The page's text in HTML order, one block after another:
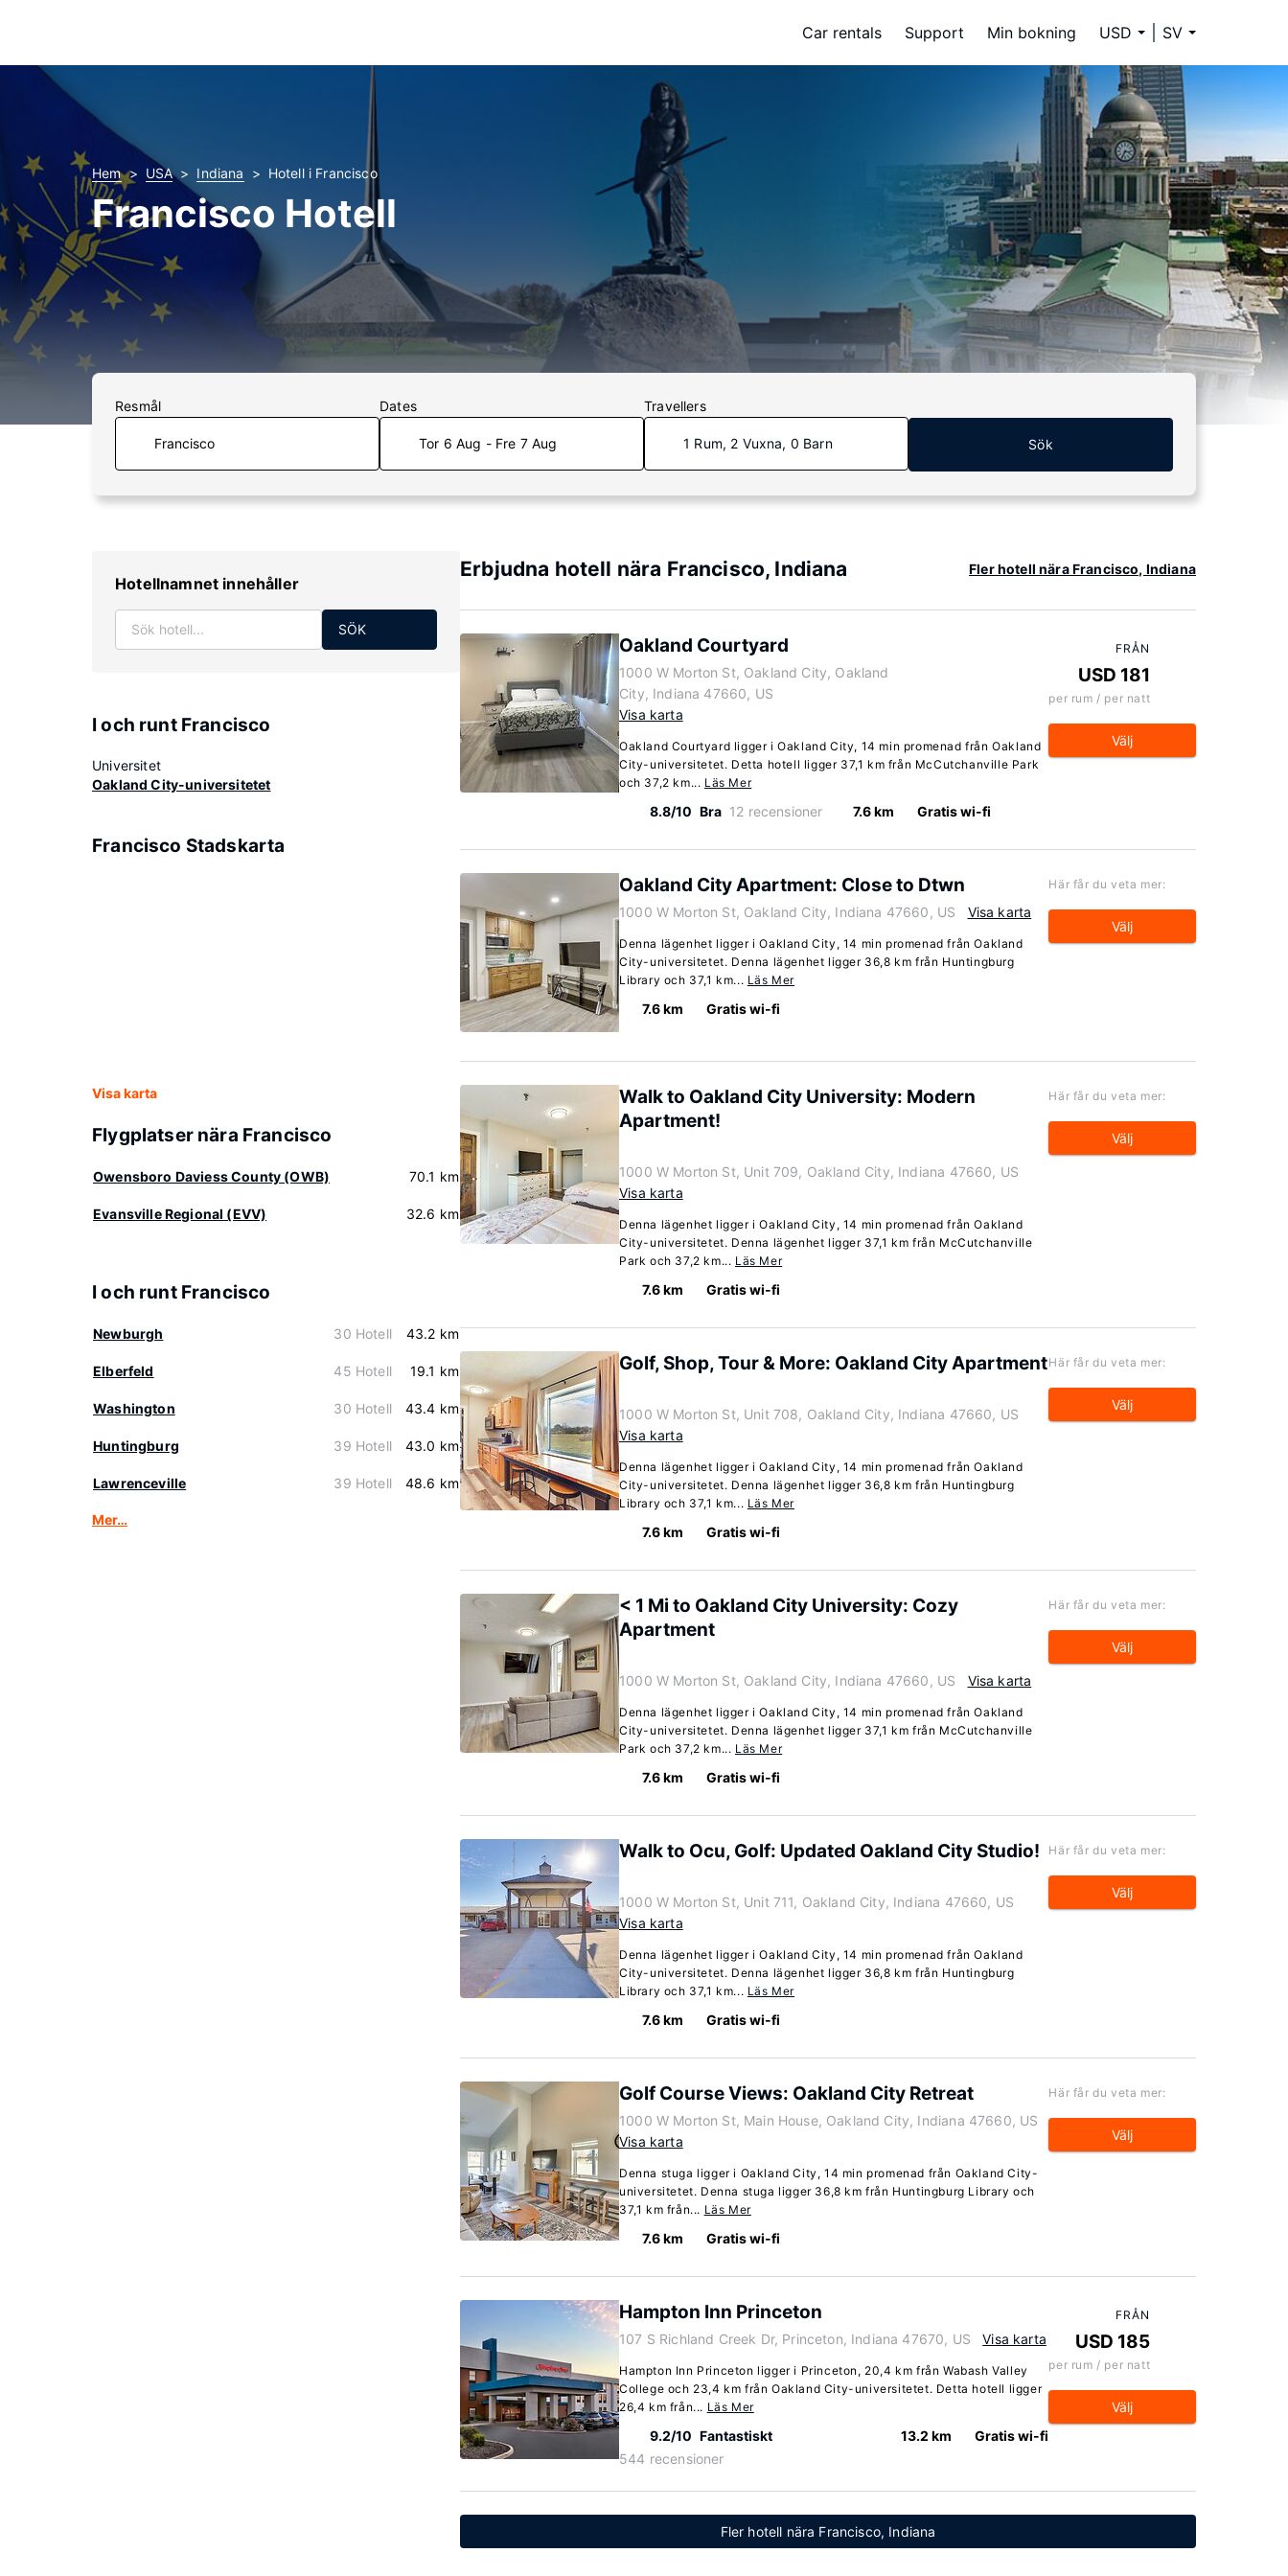
Car rentals Support Min bokning USD SV
Hem USA Indiana Hotell i Francisco
Francisco Hotell
Resmål Dates
Tor 6 Aug - Fre 7 Aug
Travellers
1 Rum, 2 Vuxna, 0 Barn Sök
Hotellnamnet innehåller
SÖK
I och runt Francisco
Universitet
Oakland City-universitetet
Francisco Stadskarta
Visa karta
Flygplatser nära Francisco
Owensboro Daviess County (OWB) 70.1 km
Evansville Regional (EVV) 32.6 km
I och runt Francisco
Newburgh 30 Hotell 43.2 km
Elberfeld 45 Hotell 19.1 km
Washington 30 Hotell 43.4 km
Huntingburg 39 Hotell 43.0 km
Lawrenceville 39 Hotell 48.6 km
Mer…
Erbjudna hotell nära Francisco, Indiana Fler hotell nära Francisco, Indiana
Oakland Courtyard
1000 W Morton St, Oakland City, Oakland
City, Indiana 47660, US
Visa karta
Oakland Courtyard ligger i Oakland City, 14 min promenad från Oakland
City-universitetet. Detta hotell ligger 37,1 km från McCutchanville Park
och 37,2 km... Läs Mer
8.8/10 Bra 12 recensioner 7.6 km Gratis wi-fi
FRÅN
USD 181
per rum / per natt
Välj
Oakland City Apartment: Close to Dtwn
1000 W Morton St, Oakland City, Indiana 47660, US Visa karta
Denna lägenhet ligger i Oakland City, 14 min promenad från Oakland
City-universitetet. Denna lägenhet ligger 36,8 km från Huntingburg
Library och 37,1 km... Läs Mer
7.6 km Gratis wi-fi
Här får du veta mer:
Välj
Walk to Oakland City University: Modern
Apartment!
1000 W Morton St, Unit 709, Oakland City, Indiana 47660, US
Visa karta
Denna lägenhet ligger i Oakland City, 14 min promenad från Oakland
City-universitetet. Denna lägenhet ligger 37,1 km från McCutchanville
Park och 37,2 km... Läs Mer
7.6 km Gratis wi-fi
Här får du veta mer:
Välj
Golf, Shop, Tour & More: Oakland City Apartment
1000 W Morton St, Unit 708, Oakland City, Indiana 47660, US
Visa karta
Denna lägenhet ligger i Oakland City, 14 min promenad från Oakland
City-universitetet. Denna lägenhet ligger 36,8 km från Huntingburg
Library och 37,1 km... Läs Mer
7.6 km Gratis wi-fi
Här får du veta mer:
Välj
< 1 Mi to Oakland City University: Cozy
Apartment
1000 W Morton St, Oakland City, Indiana 47660, US Visa karta
Denna lägenhet ligger i Oakland City, 14 min promenad från Oakland
City-universitetet. Denna lägenhet ligger 37,1 km från McCutchanville
Park och 37,2 km... Läs Mer
7.6 km Gratis wi-fi
Här får du veta mer:
Välj
Walk to Ocu, Golf: Updated Oakland City Studio!
1000 W Morton St, Unit 711, Oakland City, Indiana 47660, US
Visa karta
Denna lägenhet ligger i Oakland City, 14 min promenad från Oakland
City-universitetet. Denna lägenhet ligger 36,8 km från Huntingburg
Library och 37,1 km... Läs Mer
7.6 km Gratis wi-fi
Här får du veta mer:
Välj
Golf Course Views: Oakland City Retreat
1000 W Morton St, Main House, Oakland City, Indiana 47660, US
Visa karta
Denna stuga ligger i Oakland City, 14 min promenad från Oakland City-
universitetet. Denna stuga ligger 36,8 km från Huntingburg Library och
37,1 km från... Läs Mer
7.6 km Gratis wi-fi
Här får du veta mer:
Välj
Hampton Inn Princeton
107 S Richland Creek Dr, Princeton, Indiana 47670, US Visa karta
Hampton Inn Princeton ligger i Princeton, 20,4 km från Wabash Valley
College och 23,4 km från Oakland City-universitetet. Detta hotell ligger
26,4 km från... Läs Mer
9.2/10 Fantastiskt
544 recensioner
13.2 km Gratis wi-fi
FRÅN
USD 185
per rum / per natt
Välj
Fler hotell nära Francisco, Indiana